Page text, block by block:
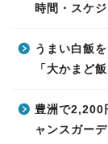
時間・スケ
うまい白飯
「大かまど
豊洲で2,200
ャンスガー